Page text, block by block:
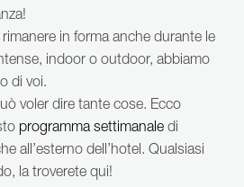
in forma anche durante le
indoor o outdoor, abbiamo
di voi.
voler dire tante cose. Ecco
programma settimanale di
all’esterno dell’hotel. Qualsiasi
la troverete qui!
sono disponibili nel dettaglio
, così come aggiornamenti continui
ricostruzione sui nostri canali social:
come noi, di vivere la riapertura del
prenotare ora la vostra vacanza.